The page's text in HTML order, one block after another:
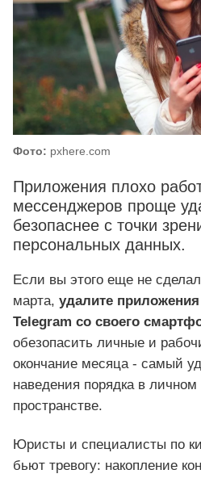
Фото: pxhere.com
Приложения плохо
мессенджеров проще
безопаснее с точки
персональных данных.
Если вы этого еще не
марта, удалите
Telegram со своего
обезопасить личные и
окончание месяца - самый
наведения порядка в
пространстве.
Юристы и специалисты по
бьют тревогу: накопление